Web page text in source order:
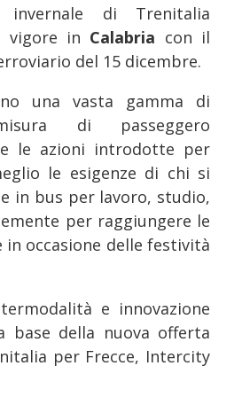
invernale di Trenitalia
vigore in Calabria con il
del 15 dicembre.
una vasta gamma di
di passeggero
le azioni introdotte per
le esigenze di chi si
in bus per lavoro, studio,
per raggiungere le
occasione delle festività
e innovazione
base della nuova offerta
per Frecce, Intercity